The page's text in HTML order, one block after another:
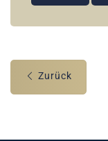
Zurück